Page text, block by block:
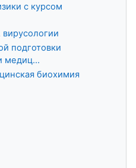
с курсом
подготовки
медиц...
биохимия